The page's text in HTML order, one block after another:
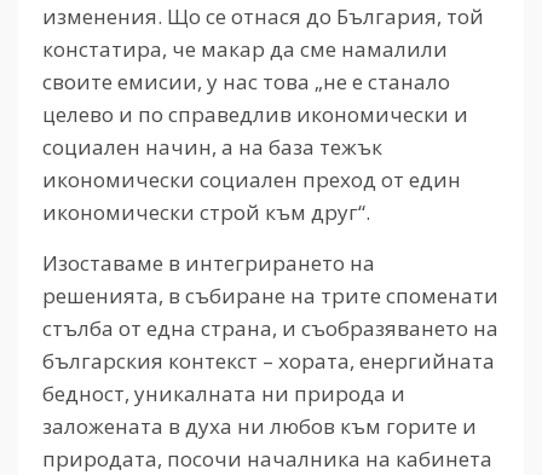
изменения. Що се отнася до България, той
констатира, че макар да сме намалили
своите емисии, у нас това „не е станало
целево и по справедлив икономически и
социален начин, а на база тежък
икономически социален преход от един
икономически строй към друг“.
Изоставаме в интегрирането на
решенията, в събиране на трите споменати
стълба от една страна, и съобразяването на
българския контекст – хората, енергийната
бедност, уникалната ни природа и
заложената в духа ни любов към горите и
природата, посочи началника на кабинета